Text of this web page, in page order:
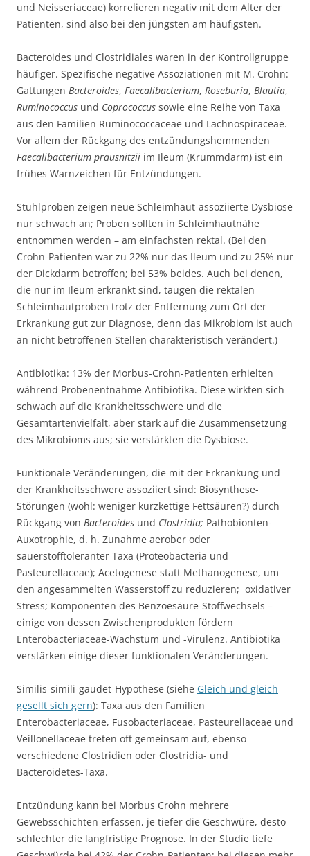
und Neisseriaceae) korrelieren negativ mit dem Alter der
Patienten, sind also bei den jüngsten am häufigsten.
Bacteroides und Clostridiales waren in der Kontrollgruppe
häufiger. Spezifische negative Assoziationen mit M. Crohn:
Gattungen Bacteroides, Faecalibacterium, Roseburia, Blautia,
Ruminococcus und Coprococcus sowie eine Reihe von Taxa
aus den Familien Ruminococcaceae und Lachnospiraceae.
Vor allem der Rückgang des entzündungshemmenden
Faecalibacterium prausnitzii im Ileum (Krummdarm) ist ein
frühes Warnzeichen für Entzündungen.
Stuhlproben zeigen neue Schleimhaut-assoziierte Dysbiose
nur schwach an; Proben sollten in Schleimhautnähe
entnommen werden – am einfachsten rektal. (Bei den
Crohn-Patienten war zu 22% nur das Ileum und zu 25% nur
der Dickdarm betroffen; bei 53% beides. Auch bei denen,
die nur im Ileum erkrankt sind, taugen die rektalen
Schleimhautproben trotz der Entfernung zum Ort der
Erkrankung gut zur Diagnose, denn das Mikrobiom ist auch
an nicht betroffenen Stellen charakteristisch verändert.)
Antibiotika: 13% der Morbus-Crohn-Patienten erhielten
während Probenentnahme Antibiotika. Diese wirkten sich
schwach auf die Krankheitsschwere und die
Gesamtartenvielfalt, aber stark auf die Zusammensetzung
des Mikrobioms aus; sie verstärkten die Dysbiose.
Funktionale Veränderungen, die mit der Erkrankung und
der Krankheitsschwere assoziiert sind: Biosynthese-
Störungen (wohl: weniger kurzkettige Fettsäuren?) durch
Rückgang von Bacteroides und Clostridia; Pathobionten-
Auxotrophie, d. h. Zunahme aerober oder
sauerstofftoleranter Taxa (Proteobacteria und
Pasteurellaceae); Acetogenese statt Methanogenese, um
den angesammelten Wasserstoff zu reduzieren; oxidativer
Stress; Komponenten des Benzoesäure-Stoffwechsels –
einige von dessen Zwischenprodukten fördern
Enterobacteriaceae-Wachstum und -Virulenz. Antibiotika
verstärken einige dieser funktionalen Veränderungen.
Similis-simili-gaudet-Hypothese (siehe Gleich und gleich
gesellt sich gern): Taxa aus den Familien
Enterobacteriaceae, Fusobacteriaceae, Pasteurellaceae und
Veillonellaceae treten oft gemeinsam auf, ebenso
verschiedene Clostridien oder Clostridia- und
Bacteroidetes-Taxa.
Entzündung kann bei Morbus Crohn mehrere
Gewebsschichten erfassen, je tiefer die Geschwüre, desto
schlechter die langfristige Prognose. In der Studie tiefe